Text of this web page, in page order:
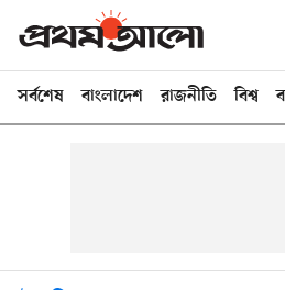
সর্বশেষ বাংলাদেশ রাজনীতি বিশ্ব